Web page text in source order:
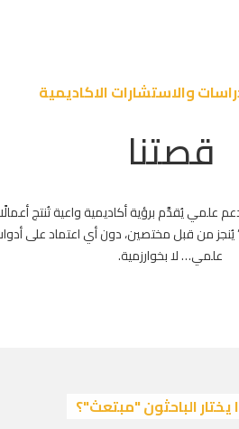
والاستشارات الاكاديمية
قصتنا
يُقدَّم برؤية أكاديمية واعية تُنتج
من قبل مختصين، دون أي اعتماد على
علمي… لا بخوارزمية.
يختار الباحثون "مبتعث"؟